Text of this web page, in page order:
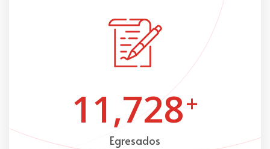
11,728+
Egresados